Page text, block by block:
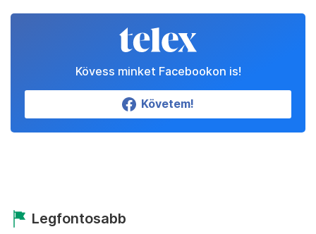
Kövess minket Facebookon is!
Követem!
Legfontosabb